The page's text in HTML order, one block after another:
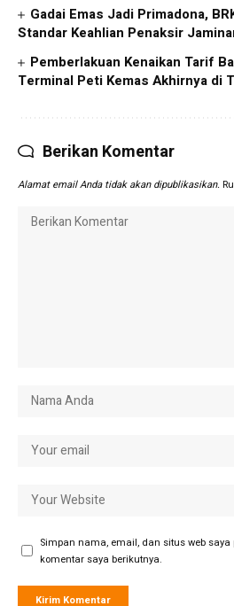
Gadai Emas Jadi Primadona,
Standar Keahlian Penaksir
Pemberlakuan Kenaikan Tarif
Terminal Peti Kemas Akhirnya di
Berikan Komentar
Alamat email Anda tidak akan dipublikasikan.
Simpan nama, email, dan situs web
komentar saya berikutnya.